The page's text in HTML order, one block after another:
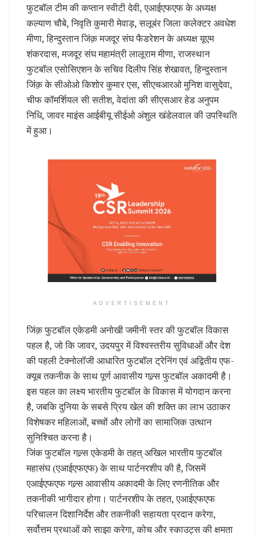
फुटबॉल टीम की कप्तान स्वीटी देवी, एआईएफएफ के अध्यक्ष
कल्याण चौबे, निवृति कुमारी मेवाड़, सलूबंर जिला कलेक्टर अवधेश
मीणा, हिन्दुस्तान जिंक़ मजदूर संघ फैडरेशन के अध्यक्ष यूएम
शंकरदास, मजदूर संघ महामंत्री लालूराम मीणा, राजस्थान
फुटबॉल एसोसिएशन के सचिव दिलीप सिंह शेखावत, हिन्दुस्तान
जिंक़ के सीओओ किशोर कुमार एस, सीएचआरओ मुनिश वासुदेवा,
चीफ कॉमर्शियल सी सतीश, वेदांता की सीएसआर हेड अनुपम
निधि, जावर माइंस आईबीयू सीईओ अंशुल खंडेलवाल की उपस्थिति
में हुआ।
ADVERTISEMENT
जिंक़ फुटबॉल एकेडमी अनोखी जमीनी स्तर की फुटबॉल विकास
पहल है, जो कि जावर, उदयपुर में विश्वस्तरीय सुविधाओं और देश
की पहली टेक्नोलॉजी आधारित फुटबॉल ट्रेनिंग एवं अद्वितीय एफ-
क्यूब तकनीक के साथ पूर्ण आवासीय गल्र्स फुटबॉल अकादमी है।
इस पहल का लक्ष्य भारतीय फुटबॉल के विकास में योगदान करना
है, जबकि दुनिया के सबसे प्रिय खेल की शक्ति का लाभ उठाकर
विशेषकर महिलाओं, बच्चों और लोगों का सामाजिक उत्थान
सुनिश्चित करना है।
जिंक फुटबॉल गल्र्स एकेडमी के तहत् अखिल भारतीय फुटबॉल
महासंघ (एआईएफएफ) के साथ पार्टनरशीप की है, जिसमें
एआईएफएफ गल्र्स आवासीय अकादमी के लिए रणनीतिक और
तकनीकी भागीदार होगा। पार्टनरशीप के तहत, एआईएफएफ
परिचालन दिशानिर्देश और तकनीकी सहायता प्रदान करेगा,
सर्वोत्तम प्रथाओं को साझा करेगा, कोच और स्काउट्स की क्षमता